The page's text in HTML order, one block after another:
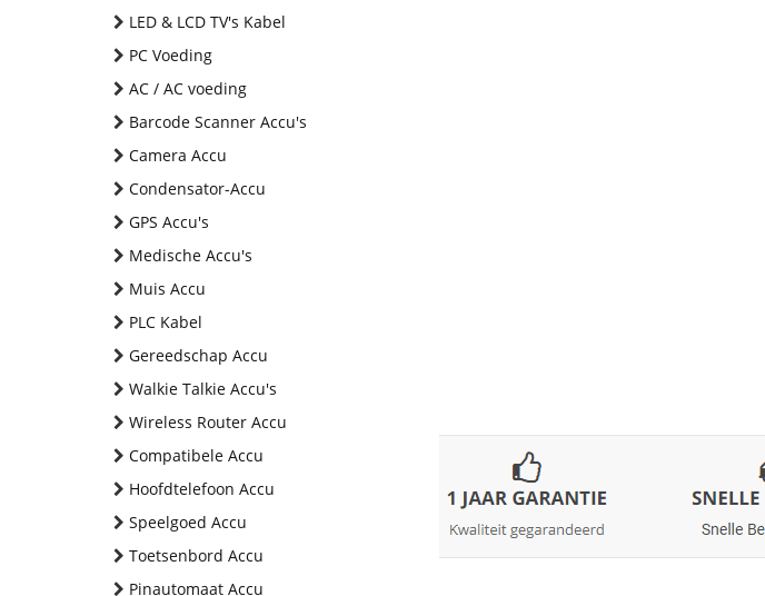
LED & LCD TV's Kabel
PC Voeding
AC / AC voeding
Barcode Scanner Accu's
Camera Accu
Condensator-Accu
GPS Accu's
Medische Accu's
Muis Accu
PLC Kabel
Gereedschap Accu
Walkie Talkie Accu's
Wireless Router Accu
Compatibele Accu
Hoofdtelefoon Accu
Speelgoed Accu
Toetsenbord Accu
Pinautomaat Accu